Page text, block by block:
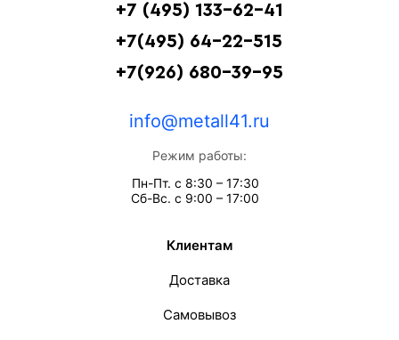
+7 (495) 133-62-41
+7(495) 64-22-515
+7(926) 680-39-95
info@metall41.ru
Режим работы:
Пн-Пт. с 8:30 – 17:30
Сб-Вс. с 9:00 – 17:00
Клиентам
Доставка
Самовывоз